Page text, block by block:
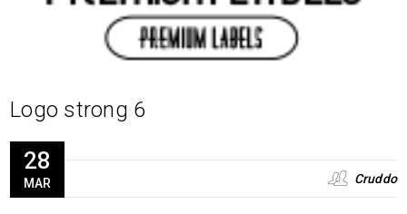
Logo strong 6
28
MAR Cruddo